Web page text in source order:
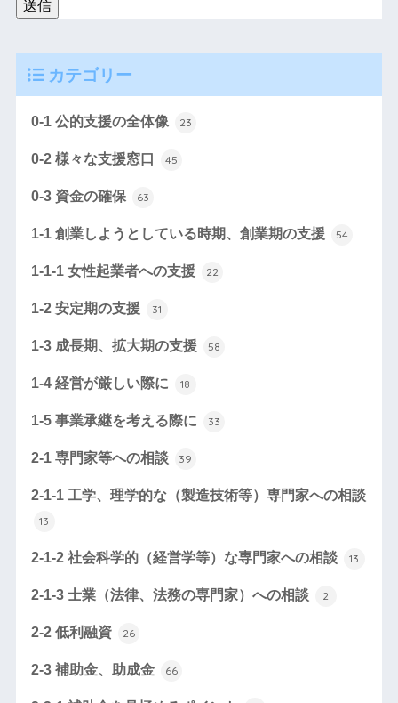
カテゴリー
0-1 公的支援の全体像 23
0-2 様々な支援窓口 45
0-3 資金の確保 63
1-1 創業しようとしている時期、創業期の支援 54
1-1-1 女性起業者への支援 22
1-2 安定期の支援 31
1-3 成長期、拡大期の支援 58
1-4 経営が厳しい際に 18
1-5 事業承継を考える際に 33
2-1 専門家等への相談 39
2-1-1 工学、理学的な（製造技術等）専門家への相談
13
2-1-2 社会科学的（経営学等）な専門家への相談 13
2-1-3 士業（法律、法務の専門家）への相談 2
2-2 低利融資 26
2-3 補助金、助成金 66